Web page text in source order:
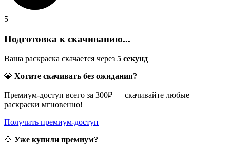
5
Подготовка к скачиванию...
Ваша раскраска скачается через 5 секунд
💎 Хотите скачивать без ожидания?
Премиум-доступ всего за 300₽ — скачивайте любые
раскраски мгновенно!
Получить премиум-доступ
💎 Уже купили премиум?